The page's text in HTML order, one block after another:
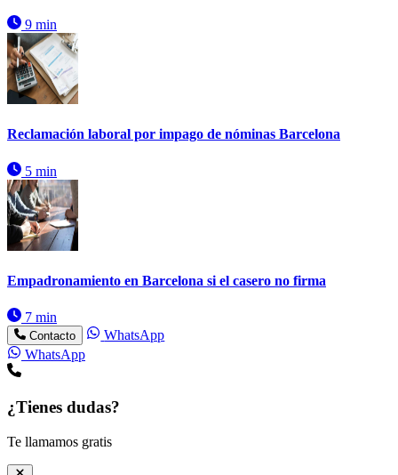
9 min
Reclamación laboral por impago de nóminas Barcelona
5 min
Empadronamiento en Barcelona si el casero no firma
7 min
Contacto
WhatsApp
WhatsApp
¿Tienes dudas?
Te llamamos gratis